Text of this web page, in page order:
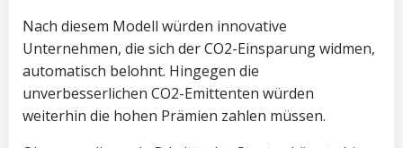
Nach diesem Modell würden innovative
Unternehmen, die sich der CO2-Einsparung widmen,
automatisch belohnt. Hingegen die
unverbesserlichen CO2-Emittenten würden
weiterhin die hohen Prämien zahlen müssen.